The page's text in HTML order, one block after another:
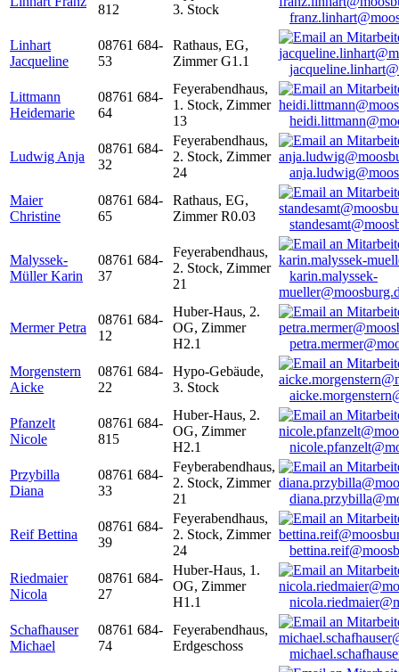
812
3. Stock
Linhart
Jacqueline
08761 684-
53
Rathaus, EG,
Zimmer G1.1
Littmann
Heidemarie
08761 684-
64
Feyerabendhaus,
1. Stock, Zimmer
13
Ludwig Anja
08761 684-
32
Feyerabendhaus,
2. Stock, Zimmer
24
Maier
Christine
08761 684-
65
Rathaus, EG,
Zimmer R0.03
Malyssek-
Müller Karin
08761 684-
37
Feyerabendhaus,
2. Stock, Zimmer
21
karin.malyssek-
Mermer Petra
08761 684-
12
Huber-Haus, 2.
OG, Zimmer
H2.1
Morgenstern
Aicke
08761 684-
22
Hypo-Gebäude,
3. Stock
Pfanzelt
Nicole
08761 684-
815
Huber-Haus, 2.
OG, Zimmer
H2.1
Przybilla
Diana
08761 684-
33
Feyberabendhaus,
2. Stock, Zimmer
21
Reif Bettina
08761 684-
39
Feyerabendhaus,
2. Stock, Zimmer
24
Riedmaier
Nicola
08761 684-
27
Huber-Haus, 1.
OG, Zimmer
H1.1
Schafhauser
Michael
08761 684-
74
Feyerabendhaus,
Erdgeschoss